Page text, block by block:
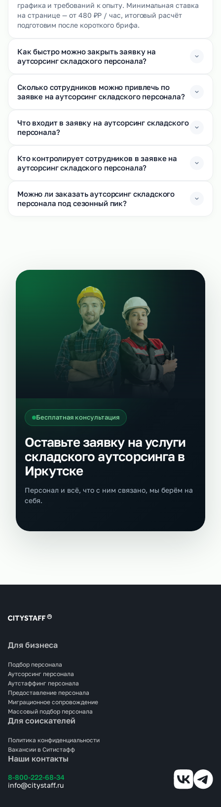
графика и требований к опыту. Минимальная ставка
на странице — от 480 ₽Р / час, итоговый расчёт
подготовим после короткого брифа.
Как быстро можно закрыть заявку на
аутсорсинг складского персонала?
Сколько сотрудников можно привлечь по
заявке на аутсорсинг складского персонала?
Что входит в заявку на аутсорсинг складского
персонала?
Кто контролирует сотрудников в заявке на
аутсорсинг складского персонала?
Можно ли заказать аутсорсинг складского
персонала под сезонный пик?
Бесплатная консультация
Оставьте заявку на услуги
складского аутсорсинга в
Иркутске
Персонал и всё, что с ним связано, мы берём на
себя.
Наши контакты
8-800-222-68-34
info@citystaff.ru
Для бизнеса
Подбор персонала
Аутсорсинг персонала
Аутстаффинг персонала
Предоставление персонала
Миграционное сопровождение
Массовый подбор персонала
Для соискателей
Политика конфиденциальности
Вакансии в Ситистафф